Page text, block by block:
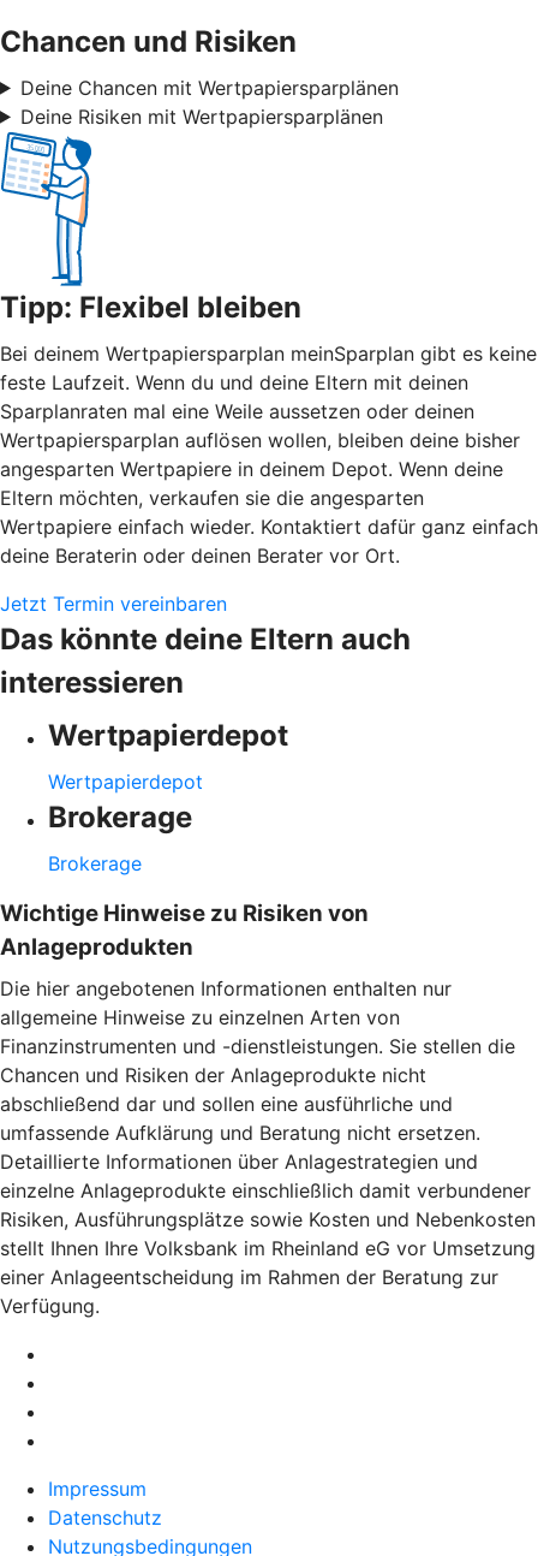
Chancen und Risiken
Deine Chancen mit Wertpapiersparplänen
Deine Risiken mit Wertpapiersparplänen
Tipp: Flexibel bleiben
Bei deinem Wertpapiersparplan meinSparplan gibt es keine
feste Laufzeit. Wenn du und deine Eltern mit deinen
Sparplanraten mal eine Weile aussetzen oder deinen
Wertpapiersparplan auflösen wollen, bleiben deine bisher
angesparten Wertpapiere in deinem Depot. Wenn deine
Eltern möchten, verkaufen sie die angesparten
Wertpapiere einfach wieder. Kontaktiert dafür ganz einfach
deine Beraterin oder deinen Berater vor Ort.
Jetzt Termin vereinbaren
Das könnte deine Eltern auch
interessieren
Wertpapierdepot
Wertpapierdepot
Brokerage
Brokerage
Wichtige Hinweise zu Risiken von
Anlageprodukten
Die hier angebotenen Informationen enthalten nur
allgemeine Hinweise zu einzelnen Arten von
Finanzinstrumenten und -dienstleistungen. Sie stellen die
Chancen und Risiken der Anlageprodukte nicht
abschließend dar und sollen eine ausführliche und
umfassende Aufklärung und Beratung nicht ersetzen.
Detaillierte Informationen über Anlagestrategien und
einzelne Anlageprodukte einschließlich damit verbundener
Risiken, Ausführungsplätze sowie Kosten und Nebenkosten
stellt Ihnen Ihre Volksbank im Rheinland eG vor Umsetzung
einer Anlageentscheidung im Rahmen der Beratung zur
Verfügung.
Impressum
Datenschutz
Nutzungsbedingungen